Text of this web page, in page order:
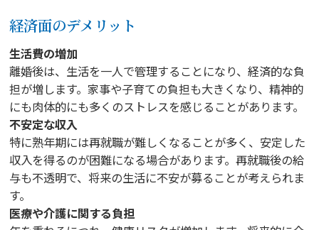
経済面のデメリット
生活費の増加
離婚後は、生活を一人で管理することになり、経済的な負
担が増します。家事や子育ての負担も大きくなり、精神的
にも肉体的にも多くのストレスを感じることがあります。
不安定な収入
特に熟年期には再就職が難しくなることが多く、安定した
収入を得るのが困難になる場合があります。再就職後の給
与も不透明で、将来の生活に不安が募ることが考えられま
す。
医療や介護に関する負担